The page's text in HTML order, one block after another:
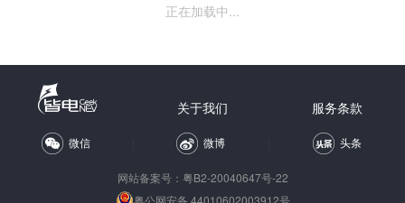
正在加载中...
关于我们 服务条款
微信 微博 头条
网站备案号： 粤B2-20040647号-22
粤公网安备 44010602003912号